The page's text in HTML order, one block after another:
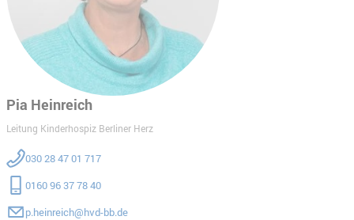
Pia Heinreich
Leitung Kinderhospiz Berliner Herz
030 28 47 01 717
0160 96 37 78 40
p.heinreich@hvd-bb.de